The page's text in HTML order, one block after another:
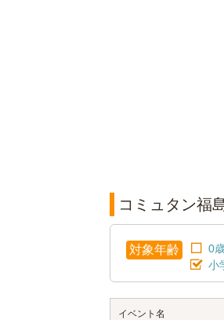
コミュタン福
対象年齢 0
小
イベント名